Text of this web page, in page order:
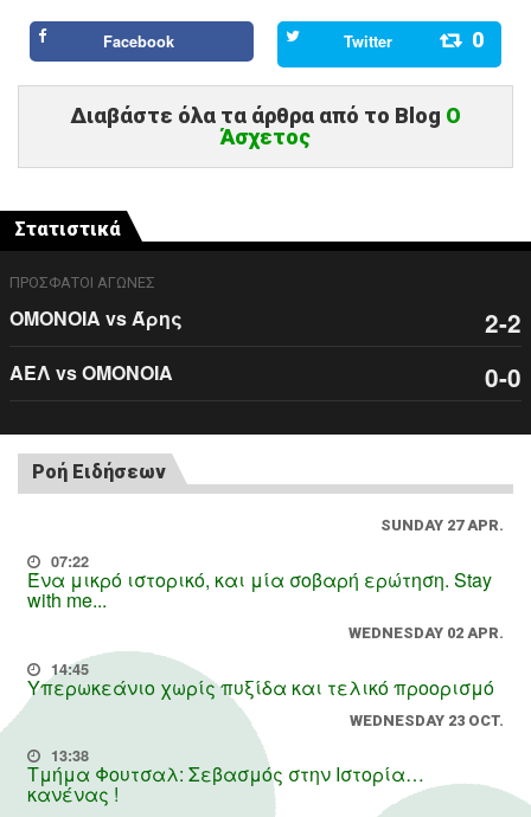
Facebook Twitter 0
Διαβάστε όλα τα άρθρα από το Blog Ο
Άσχετος
Στατιστικά
ΠΡΟΣΦΑΤΟΙ ΑΓΩΝΕΣ
ΟΜΟΝΟΙΑ vs Άρης 2-2
ΑΕΛ vs ΟΜΟΝΟΙΑ 0-0
Ροή Ειδήσεων
SUNDAY 27 APR.
07:22
Ένα μικρό ιστορικό, και μία σοβαρή ερώτηση. Stay
with me...
WEDNESDAY 02 APR.
14:45
Υπερωκεάνιο χωρίς πυξίδα και τελικό προορισμό
WEDNESDAY 23 OCT.
13:38
Τμήμα Φουτσαλ: Σεβασμός στην Ιστορία…
κανένας !